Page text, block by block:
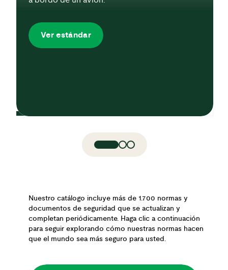
Ver estándar
Nuestro catálogo incluye más de 1.700 normas y
documentos de seguridad que se actualizan y
completan periódicamente. Haga clic a continuación
para seguir explorando cómo nuestras normas hacen
que el mundo sea más seguro para usted.